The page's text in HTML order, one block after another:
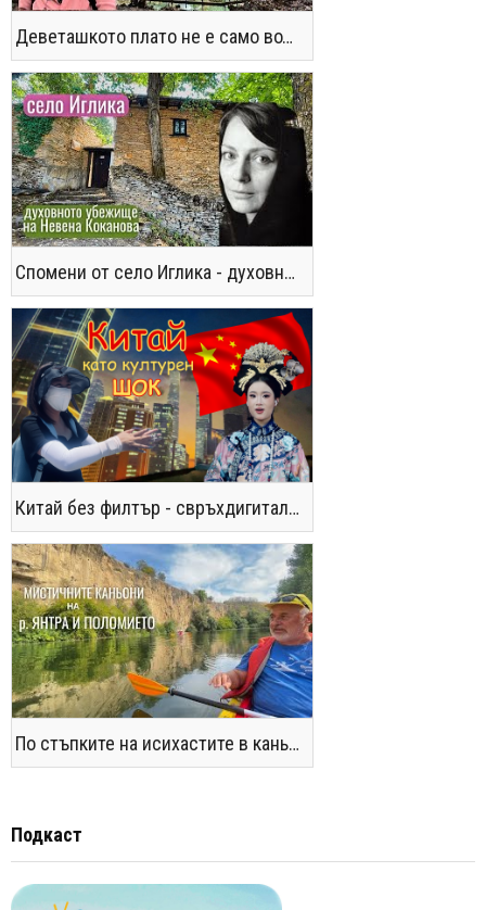
Деветашкото плато не е само водопади и пещери - последвайте ме!
Спомени от село Иглика - духовното убежище на Невена Коканова
Китай без филтър - свръхдигитален, магнетичен, парадоксален
По стъпките на исихастите в каньоните на р. Янтра и Поломието
Подкаст